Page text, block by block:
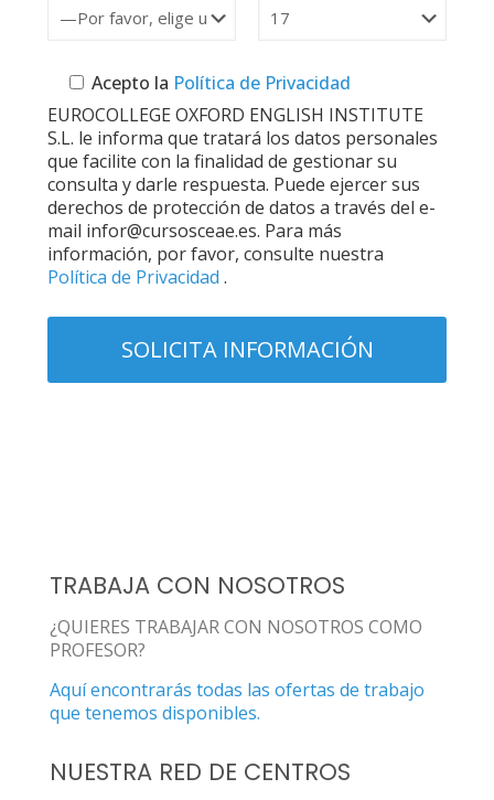
Acepto la Política de Privacidad
EUROCOLLEGE OXFORD ENGLISH INSTITUTE
S.L. le informa que tratará los datos personales
que facilite con la finalidad de gestionar su
consulta y darle respuesta. Puede ejercer sus
derechos de protección de datos a través del e-
mail infor@cursosceae.es. Para más
información, por favor, consulte nuestra
Política de Privacidad .
TRABAJA CON NOSOTROS
¿QUIERES TRABAJAR CON NOSOTROS COMO
PROFESOR?
Aquí encontrarás todas las ofertas de trabajo
que tenemos disponibles.
NUESTRA RED DE CENTROS